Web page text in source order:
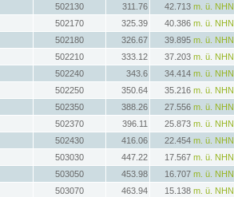
502130 311.76 42.713 m. ü. NHN
502170 325.39 40.386 m. ü. NHN
502180 326.67 39.895 m. ü. NHN
502210 333.12 37.203 m. ü. NHN
502240 343.6 34.414 m. ü. NHN
502250 350.64 35.216 m. ü. NHN
502350 388.26 27.556 m. ü. NHN
502370 396.11 25.873 m. ü. NHN
502430 416.06 22.454 m. ü. NHN
503030 447.22 17.567 m. ü. NHN
503050 453.98 16.707 m. ü. NHN
503070 463.94 15.138 m. ü. NHN